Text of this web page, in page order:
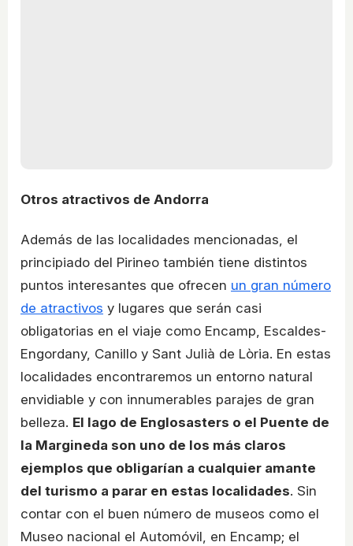
Otros atractivos de Andorra
Además de las localidades mencionadas, el
principiado del Pirineo también tiene distintos
puntos interesantes que ofrecen un gran número
de atractivos y lugares que serán casi
obligatorias en el viaje como Encamp, Escaldes-
Engordany, Canillo y Sant Julià de Lòria. En estas
localidades encontraremos un entorno natural
envidiable y con innumerables parajes de gran
belleza. El lago de Englosasters o el Puente de
la Margineda son uno de los más claros
ejemplos que obligarían a cualquier amante
del turismo a parar en estas localidades. Sin
contar con el buen número de museos como el
Museo nacional el Automóvil, en Encamp; el